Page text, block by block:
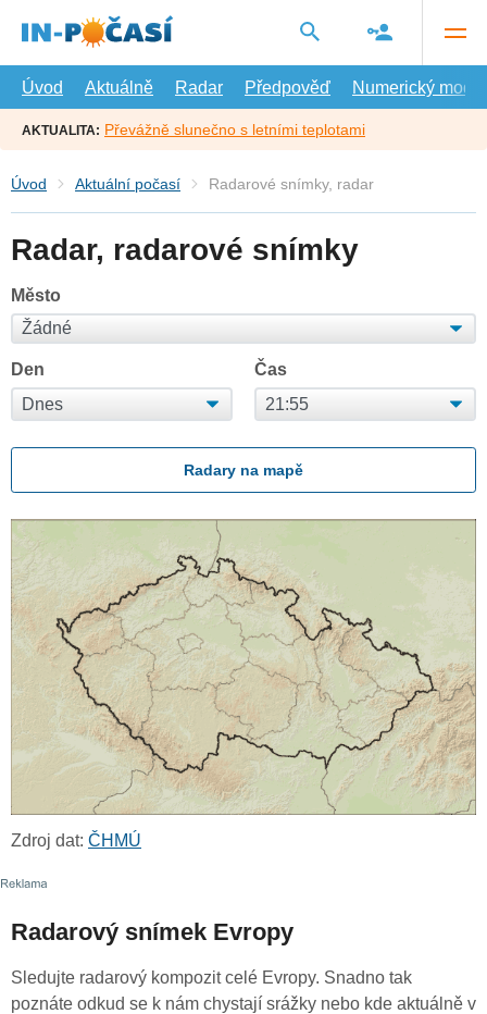
hlavní
Úvod
Aktuálně Radar Předpověď Numerický model
AKTUALITA: Převážně slunečno s letními teplotami
Úvod Aktuální počasí Radarové snímky, radar
Radar, radarové snímky
Město
Den Čas
Radary na mapě
Zdroj dat: ČHMÚ
Radarový snímek Evropy
Sledujte radarový kompozit celé Evropy. Snadno tak
poznáte odkud se k nám chystají srážky nebo kde aktuálně v